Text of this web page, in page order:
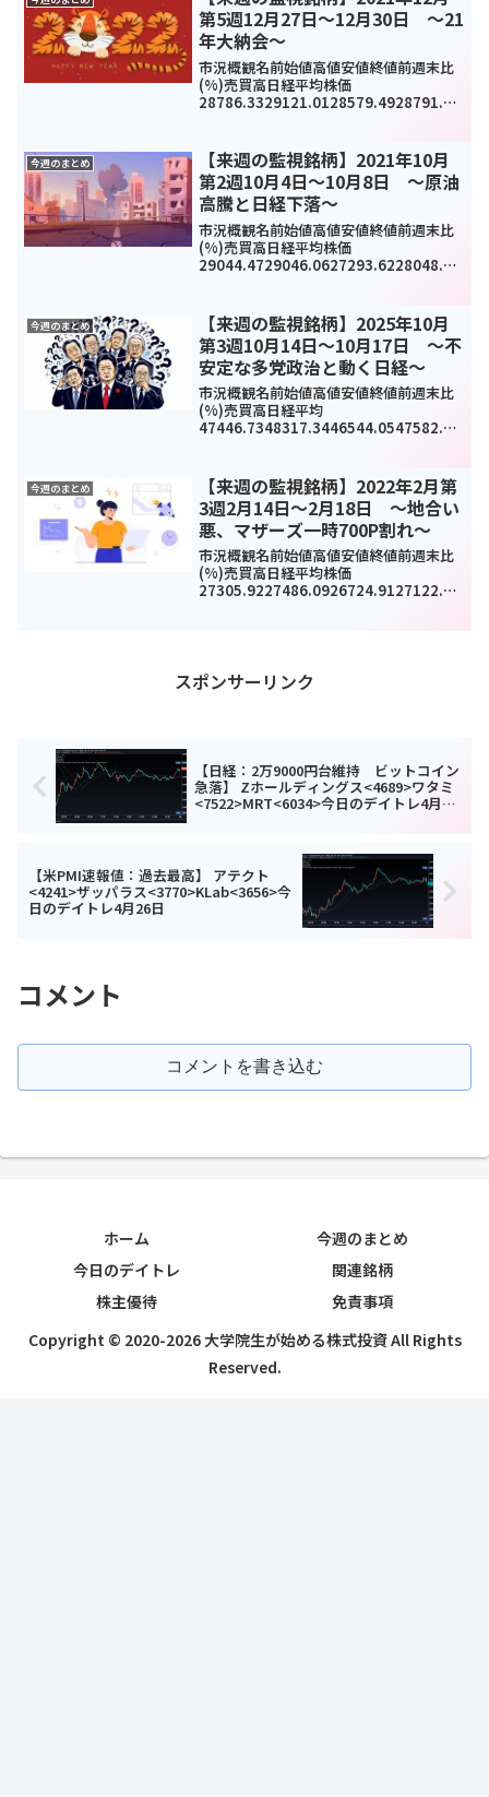
第5週12月27日～12月30日 ～21
年大納会～
市況概観名前始値高値安値終値前週末比
(%)売買高日経平均株価
28786.3329121.0128579.4928791.71
今週のまとめ
【来週の監視銘柄】2021年10月
第2週10月4日～10月8日 ～原油
高騰と日経下落～
市況概観名前始値高値安値終値前週末比
(%)売買高日経平均株価
29044.4729046.0627293.6228048.94
6.672006.971927.661961.85-...
今週のまとめ
【来週の監視銘柄】2025年10月
第3週10月14日～10月17日 ～不
安定な多党政治と動く日経～
市況概観名前始値高値安値終値前週末比
(%)売買高日経平均
47446.7348317.3446544.0547582.15
83216.293115.13170.44-27.15...
今週のまとめ
【来週の監視銘柄】2022年2月第
3週2月14日～2月18日 ～地合い
悪、マザーズ一時700P割れ～
市況概観名前始値高値安値終値前週末比
(%)売買高日経平均株価
27305.9227486.0926724.9127122.07
スポンサーリンク
【日経：2万9000円台維持 ビットコイン
急落】 Zホールディングス<4689>ワタミ
<7522>MRT<6034>今日のデイトレ4月23
【米PMI速報値：過去最高】 アテクト
<4241>ザッパラス<3770>KLab<3656>今
日のデイトレ4月26日
コメント
コメントを書き込む
ホーム
今週のまとめ
今日のデイトレ
関連銘柄
株主優待
免責事項
Copyright © 2020-2026 大学院生が始める株式投資 All Rights
Reserved.